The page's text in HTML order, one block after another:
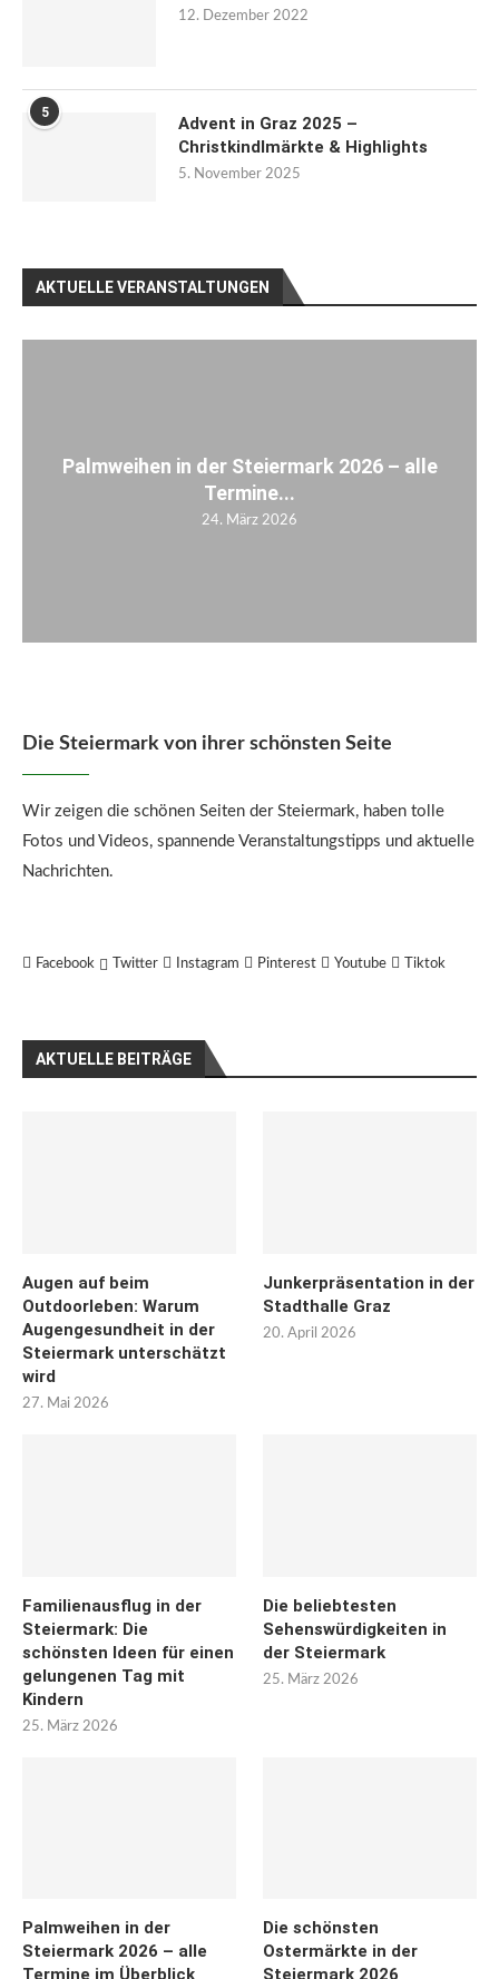
AKTUELLE VERANSTALTUNGEN
Palmweihen in der Steiermark 2026 – alle
Termine...
24. März 2026
Die Steiermark von ihrer schönsten Seite
Wir zeigen die schönen Seiten der Steiermark, haben tolle
Fotos und Videos, spannende Veranstaltungstipps und aktuelle
Nachrichten.
Facebook Twitter Instagram Pinterest Youtube Tiktok
AKTUELLE BEITRÄGE
Augen auf beim
Outdoorleben: Warum
Augengesundheit in der
Steiermark unterschätzt
wird
27. Mai 2026
Junkerpräsentation in der
Stadthalle Graz
20. April 2026
Familienausflug in der
Steiermark: Die
schönsten Ideen für einen
gelungenen Tag mit
Kindern
25. März 2026
Die beliebtesten
Sehenswürdigkeiten in
der Steiermark
25. März 2026
Palmweihen in der
Steiermark 2026 – alle
Die schönsten
Ostermärkte in der
12. Dezember 2022
5
Advent in Graz 2025 –
Christkindlmärkte & Highlights
5. November 2025